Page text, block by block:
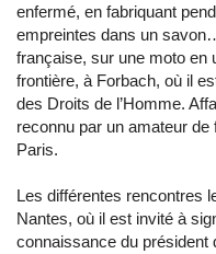
enfermé, en fabriquant
empreintes dans un
française, sur une moto en
frontière, à Forbach, où il
des Droits de l’Homme.
reconnu par un amateur de
Paris.
Les différentes rencontres
Nantes, où il est invité à
connaissance du président